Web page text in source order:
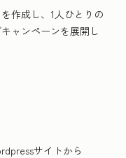
作成し、1人ひとりの
ャンペーンを展開し
サイトから